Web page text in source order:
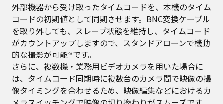
外部機器から受け取ったタイムコードを、本機のタイム
コードの初期値として同期させます。BNC変換ケーブル
を取り外しても、スレーブ状態を維持し、タイムコード
がカウントアップしますので、スタンドアローンで機動
的な撮影が可能※です。
さらに、複数機・業務用ビデオカメラを用いた場合に
は、タイムコード同期時に複数台のカメラ間で映像の撮
像タイミングを合わせるため、映像編集などにおけるカ